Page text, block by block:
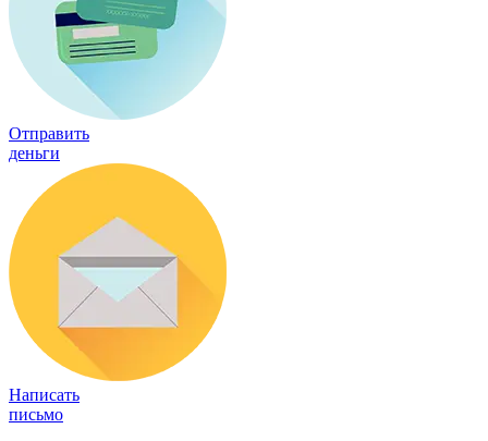
Отправить
деньги
Написать
письмо